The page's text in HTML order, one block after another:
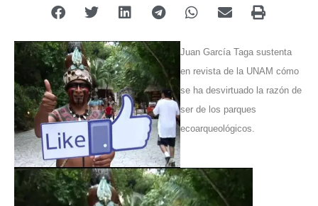
Juan García Taga sustenta
en revista de la UNAM cómo
se ha desvirtuado la razón de
ser de los parques
ecoarqueológicos.